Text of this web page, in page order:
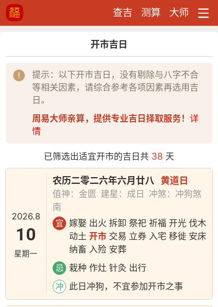
查吉 测算 大师
开市吉日
提示：以下开市吉日，没有剔除与八字不合
等相关因素，请综合参考各项因素再选用吉
日。
周易大师亲算，提供专业吉日择取服务！ 详
情
已筛选出适宜开市的吉日共 38 天
2026.8
10
星期一
农历二零二六年六月廿八 黄道日
值神：金匮 建星：成日
冲煞：冲狗煞
南
宜
嫁娶 出火 拆卸 祭祀 祈福 开光 伐木
动土开市 交易 立券 入宅 移徙 安床
纳畜 入殓 安葬
忌 栽种 作灶 针灸 出行
冲 此日冲狗，不宜参加开市之事